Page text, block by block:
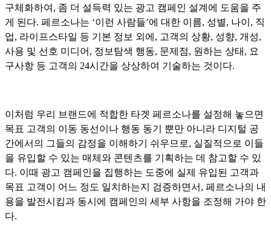
구체화하여, 좀 더 설득력 있는 광고 캠페인 설계에 도움을 주
게 된다. 페르소나는 ‘이런 사람들’에 대한 이름, 성별, 나이, 직
업, 라이프스타일 등 기본 정보 외에, 고객의 상황, 성향, 개성,
사용 및 선호 미디어, 정보탐색 행동, 문제점, 원하는 상태, 요
구사항 등 고객의 24시간을 상상하여 기술하는 것이다.
이처럼 우리 브랜드에 적합한 타겟 페르소나를 설정해 놓으면
목표 고객의 이동 동선이나 행동 동기 뿐만 아니라 디지털 공
간에서의 그들의 감정을 이해하기 쉬우므로, 실질적으로 이들
을 유입할 수 있는 매체와 콘텐츠를 기획하는 데 참고할 수 있
다. 이때 광고 캠페인을 집행하는 도중에 실제 유입된 고객과
목표 고객이 어느 정도 일치하는지 검증하면서, 페르소나의 내
용을 발전시킴과 동시에 캠페인의 세부 사항을 조정해 가야 한
다.